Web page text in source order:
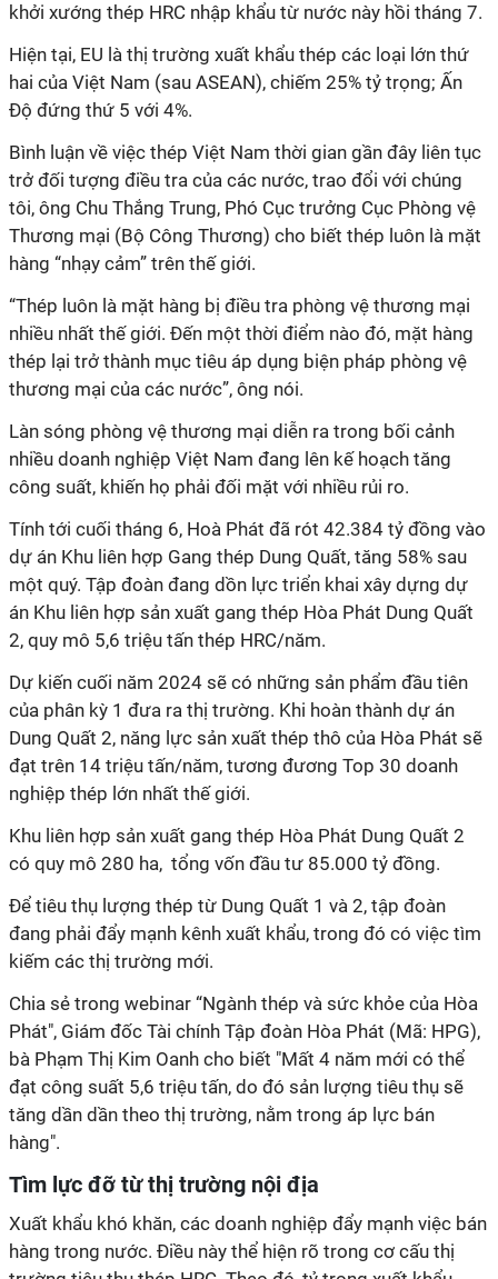
khởi xướng thép HRC nhập khẩu từ nước này hồi tháng 7.
Hiện tại, EU là thị trường xuất khẩu thép các loại lớn thứ
hai của Việt Nam (sau ASEAN), chiếm 25% tỷ trọng; Ấn
Độ đứng thứ 5 với 4%.
Bình luận về việc thép Việt Nam thời gian gần đây liên tục
trở đối tượng điều tra của các nước, trao đổi với chúng
tôi, ông Chu Thắng Trung, Phó Cục trưởng Cục Phòng vệ
Thương mại (Bộ Công Thương) cho biết thép luôn là mặt
hàng “nhạy cảm” trên thế giới.
“Thép luôn là mặt hàng bị điều tra phòng vệ thương mại
nhiều nhất thế giới. Đến một thời điểm nào đó, mặt hàng
thép lại trở thành mục tiêu áp dụng biện pháp phòng vệ
thương mại của các nước”, ông nói.
Làn sóng phòng vệ thương mại diễn ra trong bối cảnh
nhiều doanh nghiệp Việt Nam đang lên kế hoạch tăng
công suất, khiến họ phải đối mặt với nhiều rủi ro.
Tính tới cuối tháng 6, Hoà Phát đã rót 42.384 tỷ đồng vào
dự án Khu liên hợp Gang thép Dung Quất, tăng 58% sau
một quý. Tập đoàn đang dồn lực triển khai xây dựng dự
án Khu liên hợp sản xuất gang thép Hòa Phát Dung Quất
2, quy mô 5,6 triệu tấn thép HRC/năm.
Dự kiến cuối năm 2024 sẽ có những sản phẩm đầu tiên
của phân kỳ 1 đưa ra thị trường. Khi hoàn thành dự án
Dung Quất 2, năng lực sản xuất thép thô của Hòa Phát sẽ
đạt trên 14 triệu tấn/năm, tương đương Top 30 doanh
nghiệp thép lớn nhất thế giới.
Khu liên hợp sản xuất gang thép Hòa Phát Dung Quất 2
có quy mô 280 ha, tổng vốn đầu tư 85.000 tỷ đồng.
Để tiêu thụ lượng thép từ Dung Quất 1 và 2, tập đoàn
đang phải đẩy mạnh kênh xuất khẩu, trong đó có việc tìm
kiếm các thị trường mới.
Chia sẻ trong webinar “Ngành thép và sức khỏe của Hòa
Phát", Giám đốc Tài chính Tập đoàn Hòa Phát (Mã: HPG),
bà Phạm Thị Kim Oanh cho biết "Mất 4 năm mới có thể
đạt công suất 5,6 triệu tấn, do đó sản lượng tiêu thụ sẽ
tăng dần dần theo thị trường, nằm trong áp lực bán
hàng".
Tìm lực đỡ từ thị trường nội địa
Xuất khẩu khó khăn, các doanh nghiệp đẩy mạnh việc bán
hàng trong nước. Điều này thể hiện rõ trong cơ cấu thị